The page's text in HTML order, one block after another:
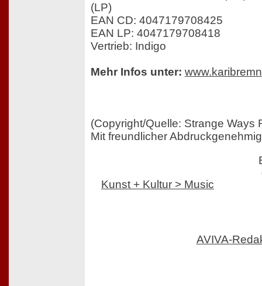
(LP)
EAN CD: 4047179708425
EAN LP: 4047179708418
Vertrieb: Indigo
Mehr Infos unter:
(Copyright/Quelle: Strange Ways
Mit freundlicher
Kunst + Kultur > Music
AVIVA-